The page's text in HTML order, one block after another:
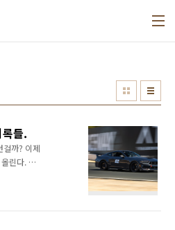
들.
까? 이제
린다. 우
력. 총 12